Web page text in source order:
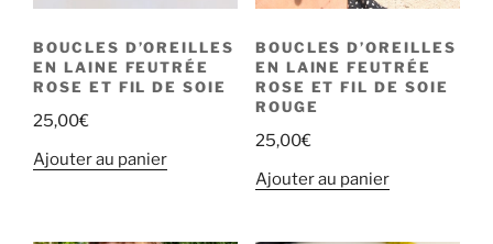
BOUCLES D’OREILLES
EN LAINE FEUTRÉE
ROSE ET FIL DE SOIE
25,00€
Ajouter au panier
BOUCLES D’OREILLES
EN LAINE FEUTRÉE
ROSE ET FIL DE SOIE
ROUGE
25,00€
Ajouter au panier